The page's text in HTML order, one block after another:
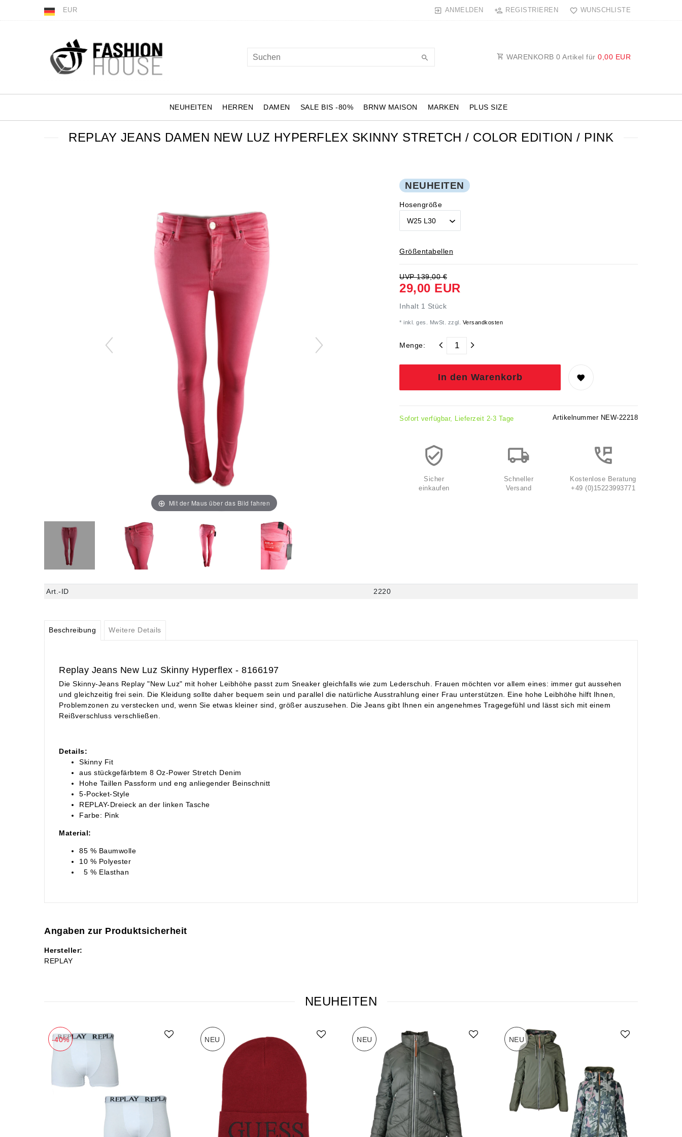
EUR ANMELDEN REGISTRIEREN WUNSCHLISTE
WARENKORB 0 Artikel für 0,00 EUR
NEUHEITEN HERREN DAMEN SALE BIS -80% BRNW MAISON MARKEN PLUS SIZE
REPLAY JEANS DAMEN NEW LUZ HYPERFLEX SKINNY STRETCH / COLOR EDITION / PINK
Mit der Maus über das Bild fahren
NEUHEITEN
Hosengröße
Größentabellen
UVP 139,00 €
29,00 EUR
Inhalt 1 Stück
* inkl. ges. MwSt. zzgl. Versandkosten
Menge:
In den Warenkorb
Sofort verfügbar, Lieferzeit 2-3 Tage Artikelnummer NEW-22218
Sicher
einkaufen
Schneller
Versand
Kostenlose Beratung
+49 (0)15223993771
Art.-ID 2220
Beschreibung Weitere Details
Replay Jeans New Luz Skinny Hyperflex - 8166197
Die Skinny-Jeans Replay "New Luz" mit hoher Leibhöhe passt zum Sneaker gleichfalls wie zum Lederschuh. Frauen möchten vor allem eines: immer gut aussehen
und gleichzeitig frei sein. Die Kleidung sollte daher bequem sein und parallel die natürliche Ausstrahlung einer Frau unterstützen. Eine hohe Leibhöhe hilft Ihnen,
Problemzonen zu verstecken und, wenn Sie etwas kleiner sind, größer auszusehen. Die Jeans gibt Ihnen ein angenehmes Tragegefühl und lässt sich mit einem
Reißverschluss verschließen.
Details:
Skinny Fit
aus stückgefärbtem 8 Oz-Power Stretch Denim
Hohe Taillen Passform und eng anliegender Beinschnitt
5-Pocket-Style
REPLAY-Dreieck an der linken Tasche
Farbe: Pink
Material:
85 % Baumwolle
10 % Polyester
5 % Elasthan
Angaben zur Produktsicherheit
Hersteller:
REPLAY
NEUHEITEN
-40% NEU NEU NEU